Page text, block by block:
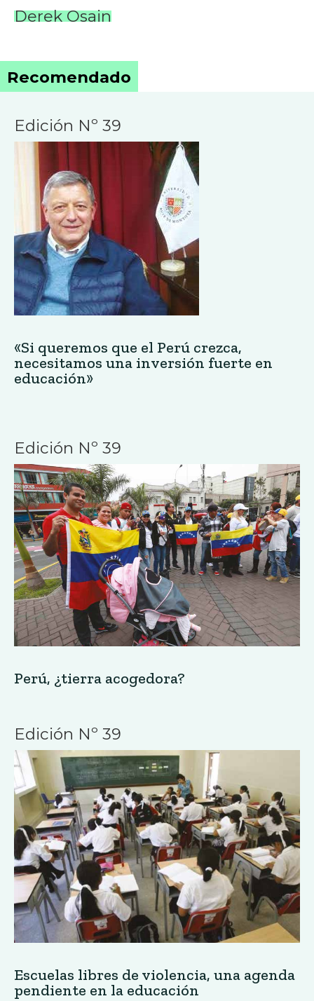
Derek Osain
Recomendado
Edición Nº 39
«Si queremos que el Perú crezca,
necesitamos una inversión fuerte en
educación»
Edición Nº 39
Perú, ¿tierra acogedora?
Edición Nº 39
Escuelas libres de violencia, una agenda
pendiente en la educación